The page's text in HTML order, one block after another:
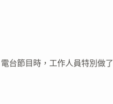
台節目時，工作人員特別做了